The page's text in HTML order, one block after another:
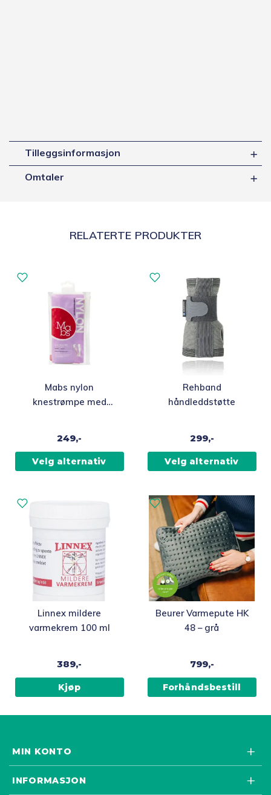
Tilleggsinformasjon
Omtaler
RELATERTE PRODUKTER
Mabs nylon
knestrømpe med
249,-
Velg alternativ
produktet
Alternativene
kan
på
produktsiden
Rehband
håndleddstøtte
299,-
Velg alternativ
produktet
Alternativene
kan
på
produktsiden
Linnex mildere
varmekrem 100 ml
389,-
Kjøp
Beurer Varmepute HK
48 – grå
799,-
Forhåndsbestill
MIN KONTO
INFORMASJON